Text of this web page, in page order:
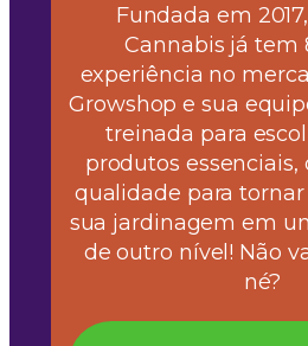
Fundada em
Cannabis já tem
experiência no
Growshop e sua
treinada para
produtos essenciais,
qualidade para tornar
sua jardinagem em
de outro nível! Não
né? ​